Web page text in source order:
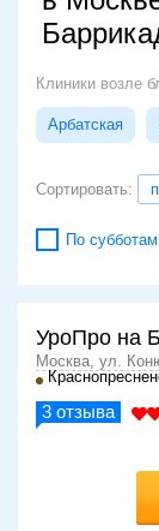
Клиники возле
Арбатская
Сортировать:
По субботам
УроПро на
Москва, ул.
3 отзыва